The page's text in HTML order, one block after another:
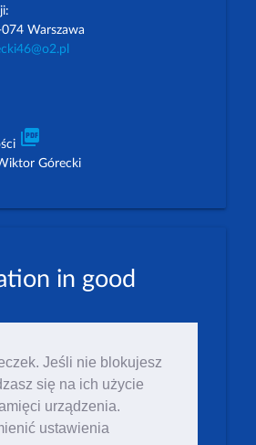
Jeśli nie blokujesz
się na ich użycie
urządzenia.
ustawienia
Warszawa
picture_as_pdf
Górecki
in good
1884 8633 6000 0004
1 600 1462 1884 8633 6000
PPABPLPK